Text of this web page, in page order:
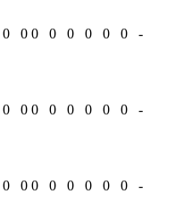
0 0 0 0 0 0 0 0 -
0 0 0 0 0 0 0 0 -
0 0 0 0 0 0 0 0 -